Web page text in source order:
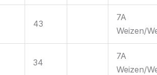
43
7A
Weizen/
34
7A
Weizen/